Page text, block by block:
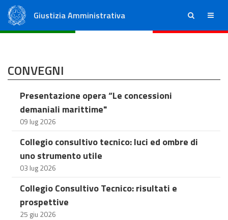
Giustizia Amministrativa ricerca menu
CONVEGNI
Presentazione opera “Le concessioni
demaniali marittime"
09 lug 2026
Collegio consultivo tecnico: luci ed ombre di
uno strumento utile
03 lug 2026
Collegio Consultivo Tecnico: risultati e
prospettive
25 giu 2026